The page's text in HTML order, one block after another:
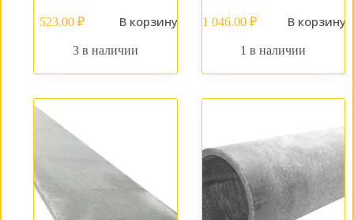
523.00 ₽ В корзину
3 в наличии
1 046.00₽ В корзину
1 в наличии